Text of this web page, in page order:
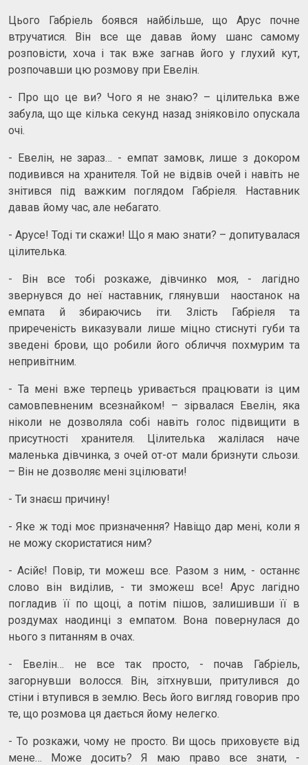
Цього Габріель боявся найбільше, що Арус почне
втручатися. Він все ще давав йому шанс самому
розповісти, хоча і так вже загнав його у глухий кут,
розпочавши цю розмову при Евелін.
- Про що це ви? Чого я не знаю? – цілителька вже
забула, що ще кілька секунд назад зніяковіло опускала
очі.
- Евелін, не зараз… - емпат замовк, лише з докором
подивився на хранителя. Той не відвів очей і навіть не
знітився під важким поглядом Габріеля. Наставник
давав йому час, але небагато.
- Арусе! Тоді ти скажи! Що я маю знати? – допитувалася
цілителька.
- Він все тобі розкаже, дівчинко моя, - лагідно
звернувся до неї наставник, глянувши наостанок на
емпата й збираючись іти. Злість Габріеля та
приреченість виказували лише міцно стиснуті губи та
зведені брови, що робили його обличчя похмурим та
непривітним.
- Та мені вже терпець уривається працювати із цим
самовпевненим всезнайком! – зірвалася Евелін, яка
ніколи не дозволяла собі навіть голос підвищити в
присутності хранителя. Цілителька жалілася наче
маленька дівчинка, з очей от-от мали бризнути сльози.
– Він не дозволяє мені зцілювати!
- Ти знаєш причину!
- Яке ж тоді моє призначення? Навіщо дар мені, коли я
не можу скористатися ним?
- Асійє! Повір, ти можеш все. Разом з ним, - останнє
слово він виділив, - ти зможеш все! Арус лагідно
погладив її по щоці, а потім пішов, залишивши її в
роздумах наодинці з емпатом. Вона повернулася до
нього з питанням в очах.
- Евелін… не все так просто, - почав Габріель,
загорнувши волосся. Він, зітхнувши, притулився до
стіни і втупився в землю. Весь його вигляд говорив про
те, що розмова ця дається йому нелегко.
- То розкажи, чому не просто. Ви щось приховуєте від
мене… Може досить? Я маю право все знати, -